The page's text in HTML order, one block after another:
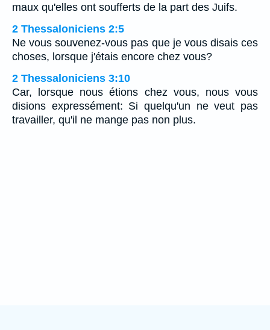
maux qu'elles ont soufferts de la part des Juifs.
2 Thessaloniciens 2:5
Ne vous souvenez-vous pas que je vous disais ces
choses, lorsque j'étais encore chez vous?
2 Thessaloniciens 3:10
Car, lorsque nous étions chez vous, nous vous
disions expressément: Si quelqu'un ne veut pas
travailler, qu'il ne mange pas non plus.